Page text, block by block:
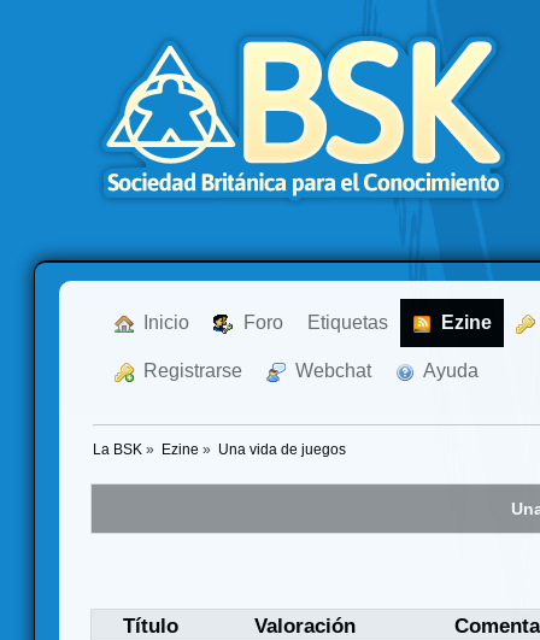
Inicio Foro Etiquetas Ezine
Registrarse Webchat Ayuda
La BSK » Ezine » Una vida de juegos
Título Valoración